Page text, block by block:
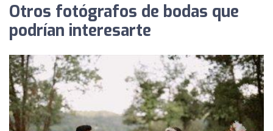
Otros fotógrafos de bodas que
podrían interesarte